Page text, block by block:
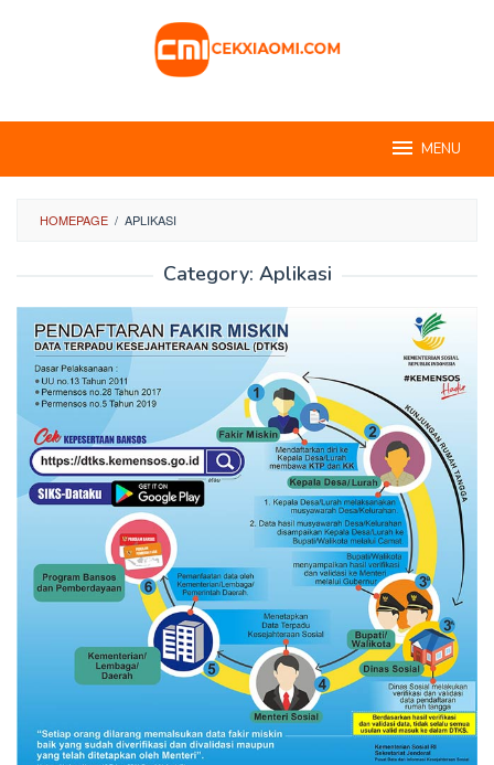
MENU
HOMEPAGE / APLIKASI
Category: Aplikasi